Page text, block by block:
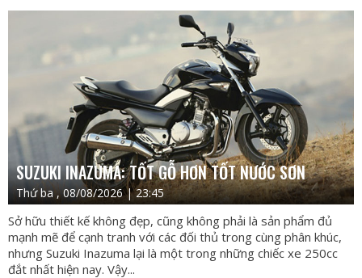
SUZUKI INAZUMA: TỐT GỖ HƠN TỐT NƯỚC SƠN
Thứ ba , 08/08/2026 | 23:45
Sở hữu thiết kế không đẹp, cũng không phải là sản phẩm đủ
mạnh mẽ để cạnh tranh với các đối thủ trong cùng phân khúc,
nhưng Suzuki Inazuma lại là một trong những chiếc xe 250cc
đắt nhất hiện nay. Vậy...